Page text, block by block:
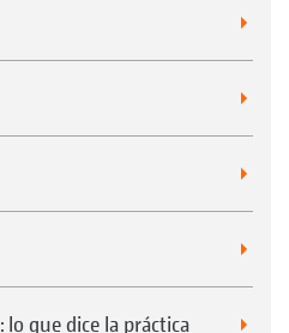
lo que dice la práctica